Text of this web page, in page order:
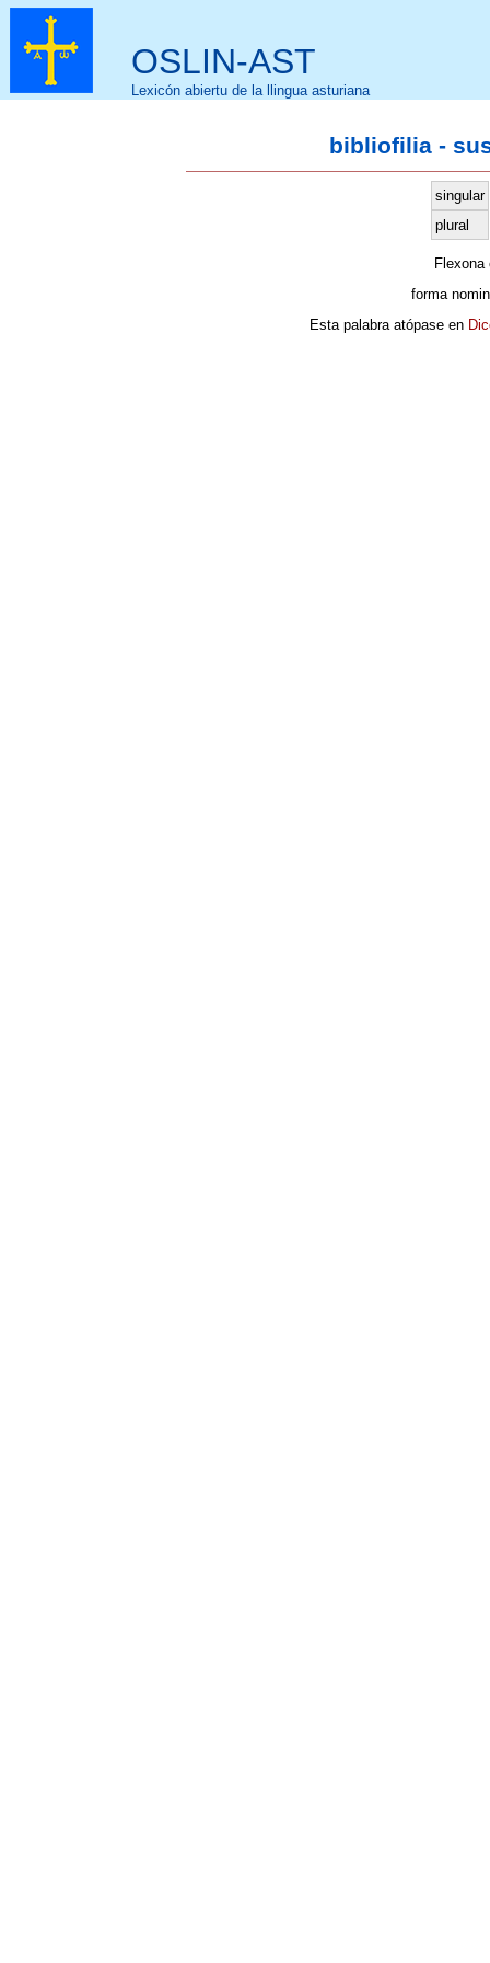
OSLIN-AST
Lexicón abiertu de la llingua asturiana
bibliofilia -
singular
plural
forma
Esta palabra atópase en